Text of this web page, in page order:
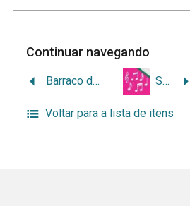
Continuar navegando
Barraco de Mangueira Samba concorrente de Carlinhos das Camisas e parceiros | Mangueira 1997
Voltar para a lista de itens